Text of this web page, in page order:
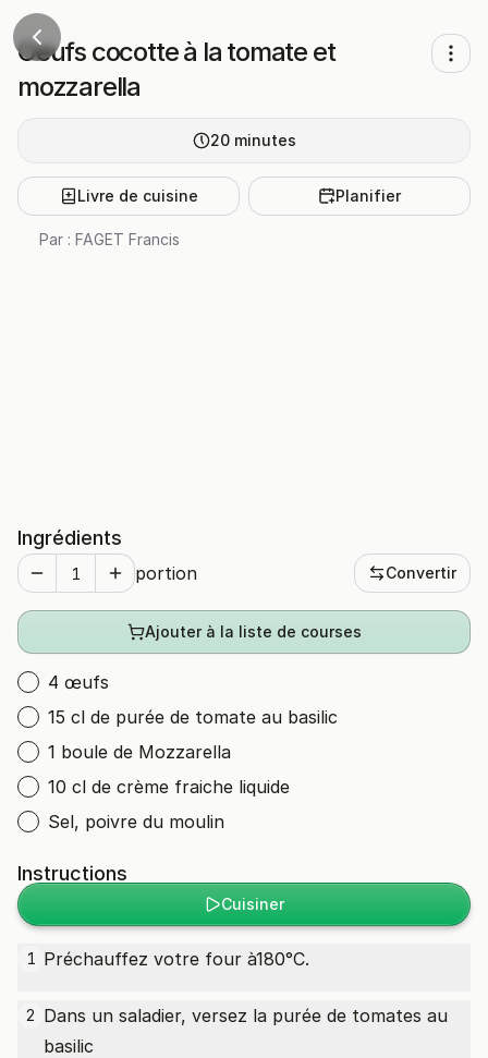
Oeufs cocotte à la tomate et
mozzarella
20 minutes
Livre de cuisine Planifier
Par : FAGET Francis
Ingrédients
portion Convertir
Ajouter à la liste de courses
4 œufs
15 cl de purée de tomate au basilic
1 boule de Mozzarella
10 cl de crème fraiche liquide
Sel, poivre du moulin
Instructions
Cuisiner
1 Préchauffez votre four à180°C.
2 Dans un saladier, versez la purée de tomates au
basilic